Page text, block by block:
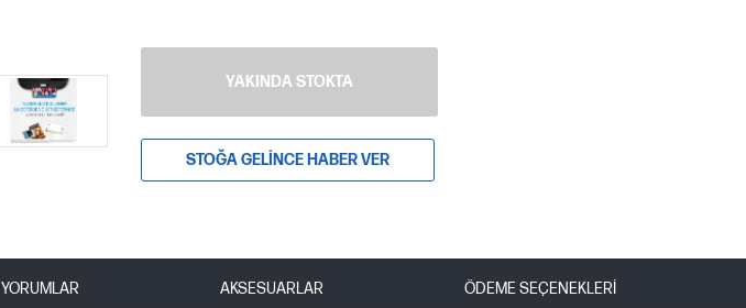
YAKINDA STOKTA
STOĞA GELINCE HABER VER
YORUMLAR AKSESUARLAR ÖDEME SEÇENEKLERI